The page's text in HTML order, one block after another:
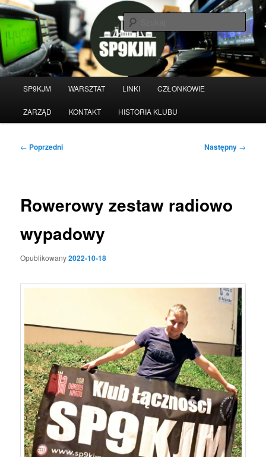
Przeskocz
do
tekstu
Witamy na stronie klubu
krótkofalarskiego SP9KJM
SP9KJM WARSZTAT LINKI CZŁONKOWIE
ZARZĄD KONTAKT HISTORIA KLUBU
Nawigacja
← Poprzedni Następny →
Rowerowy zestaw radiowo
wypadowy
Opublikowany2022-10-18